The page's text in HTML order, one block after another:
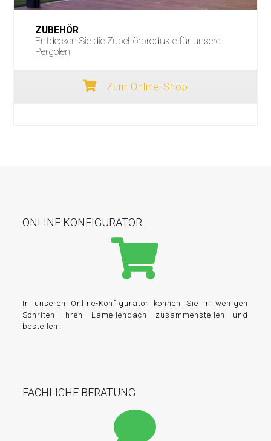
ZUBEHÖR
Entdecken Sie die Zubehörprodukte für unsere
Pergolen
Zum Online-Shop
ONLINE KONFIGURATOR
In unseren Online-Konfigurator können Sie in wenigen
Schriten Ihren Lamellendach zusammenstellen und
bestellen.
FACHLICHE BERATUNG